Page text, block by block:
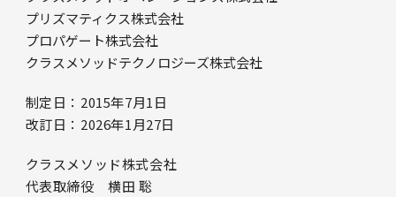
プリズマティクス株式会社
プロパゲート株式会社
クラスメソッドテクノロジーズ株式会社
制定日：2015年7月1日
改訂日：2026年1月27日
クラスメソッド株式会社
代表取締役 横田 聡